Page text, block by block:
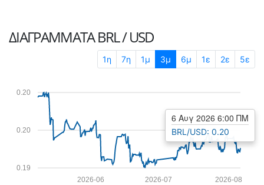
ΔΙΑΓΡΆΜΜΑΤΑBRL / USD
1η 7η 1μ 3μ 6μ 1ε 2ε 5ε
0.19
0.20
0.20
2026-08
2026-07
2026-06
6 Αυγ 2026 6:00 ΠΜ
BRL/USD: 0.20